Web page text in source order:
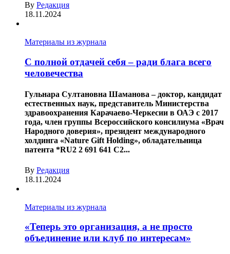
By Редакция
18.11.2024
Материалы из журнала
С полной отдачей себя – ради блага всего
человечества
Гульнара Султановна Шаманова – доктор, кандидат
естественных наук, представитель Министерства
здравоохранения Карачаево-Черкесии в ОАЭ с 2017
года, член группы Всероссийского консилиума «Врач
Народного доверия», президент международного
холдинга «Nature Gift Holding», обладательница
патента *RU2 2 691 641 C2...
By Редакция
18.11.2024
Материалы из журнала
«Теперь это организация, а не просто
объединение или клуб по интересам»